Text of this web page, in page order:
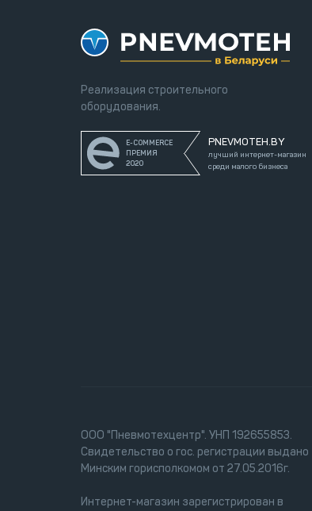
Реализация строительного
оборудования.
E-COMMERCE
ПРЕМИЯ
2020
PNEVMOTEH.BY
лучший интернет-магазин
среди малого бизнеса
ООО "Пневмотехцентр". УНП 192655853.
Свидетельство о гос. регистрации выдано
Минским горисполкомом от 27.05.2016г.
Интернет-магазин зарегистрирован в